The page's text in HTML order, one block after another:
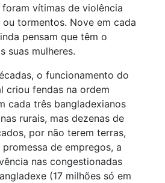
vítimas de violência
tormentos. Nove em cada
pensam que têm o
suas mulheres.
o funcionamento do
criou fendas na ordem
cada três bangladexianos
rurais, mas dezenas de
por não terem terras,
de empregos, a
nas congestionadas
(17 milhões só em